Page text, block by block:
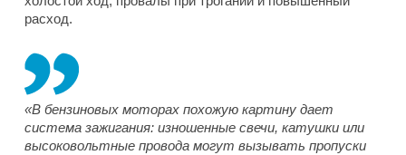
расход.
«В бензиновых моторах похожую картину дает
система зажигания: изношенные свечи, катушки или
высоковольтные провода могут вызывать пропуски